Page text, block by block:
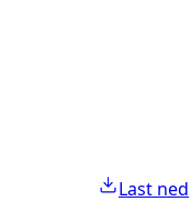
Last ned